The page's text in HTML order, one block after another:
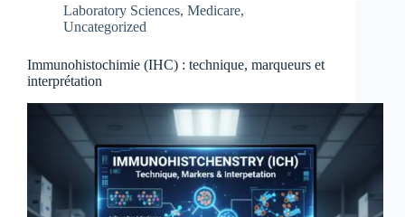
Laboratory Sciences, Medicare,
Uncategorized
Immunohistochimie (IHC) : technique, marqueurs et
interprétation